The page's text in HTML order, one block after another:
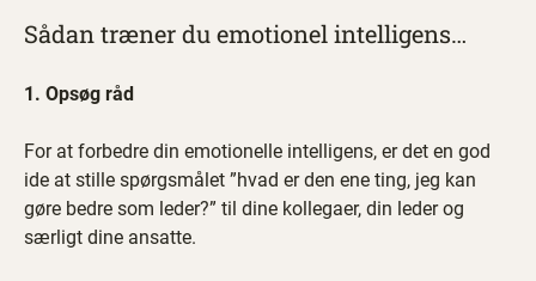
Sådan træner du emotionel intelligens…
1. Opsøg råd
For at forbedre din emotionelle intelligens, er det en god
ide at stille spørgsmålet ”hvad er den ene ting, jeg kan
gøre bedre som leder?” til dine kollegaer, din leder og
særligt dine ansatte.